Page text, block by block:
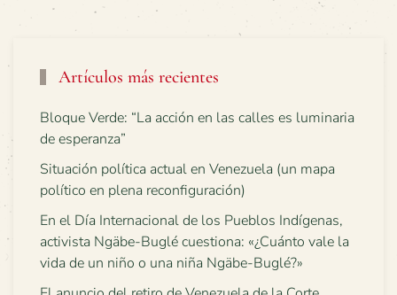
Artículos más recientes
Bloque Verde: “La acción en las calles es luminaria
de esperanza”
Situación política actual en Venezuela (un mapa
político en plena reconfiguración)
En el Día Internacional de los Pueblos Indígenas,
activista Ngäbe-Buglé cuestiona: «¿Cuánto vale la
vida de un niño o una niña Ngäbe-Buglé?»